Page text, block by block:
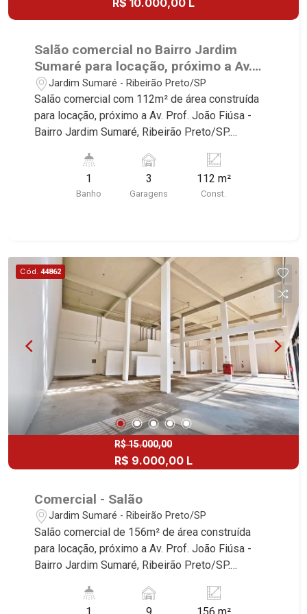
R$ 10.000,00 L
Salão comercial no Bairro Jardim
Sumaré para locação, próximo a Av.
Prof. João Fiúsa - Ribeirão Preto/SP.
Jardim Sumaré - Ribeirão Preto/SP
Salão comercial com 112m² de área construída
para locação, próximo a Av. Prof. João Fiúsa -
Bairro Jardim Sumaré, Ribeirão Preto/SP.
Martinelli Imobiliária selecionou para você: -
112m² de área construída - Amplo espaço - 1 WC
- Copa - Pé direito de 7,5m² - 3 vagas recuadas
1051 - Alto da Boa Vista | Ribeirão Preto.
1
Banho
3
Garagens
112 m²
Const.
Cód. 44862
R$ 15.000,00
R$ 9.000,00 L
Comercial - Salão
Jardim Sumaré - Ribeirão Preto/SP
Salão comercial de 156m² de área construída
para locação, próximo a Av. Prof. João Fiúsa -
Bairro Jardim Sumaré, Ribeirão Preto/SP.
Martinelli Imobiliária selecionou para você: -